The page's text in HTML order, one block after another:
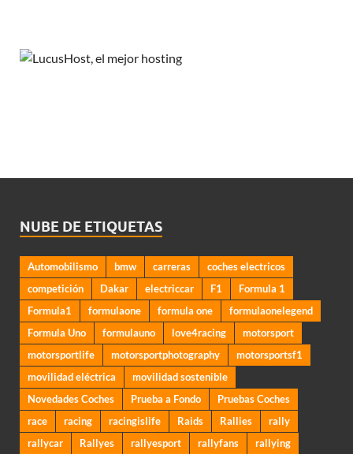
NUBE DE ETIQUETAS
Automobilismo bmw carreras
coches electricos
competición
Dakar electriccar F1
Formula 1
Formula1
formulaone formula one
formulaonelegend
Formula Uno
formulauno love4racing
motorsport
motorsportlife
motorsportphotography
motorsportsf1
movilidad eléctrica
movilidad sostenible
Novedades Coches
Prueba a Fondo
Pruebas Coches
race
racing racingislife Raids Rallies
rally
rallycar
Rallyes rallyesport rallyfans
rallying